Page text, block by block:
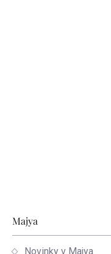
Zápätie
Majya
Novinky v Majya